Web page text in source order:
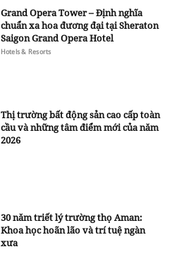
Grand Opera Tower – Định nghĩa
chuẩn xa hoa đương đại tại Sheraton
Saigon Grand Opera Hotel
Hotels & Resorts
Thị trường bất động sản cao cấp toàn
cầu và những tâm điểm mới của năm
2026
30 năm triết lý trường thọ Aman:
Khoa học hoãn lão và trí tuệ ngàn
xưa